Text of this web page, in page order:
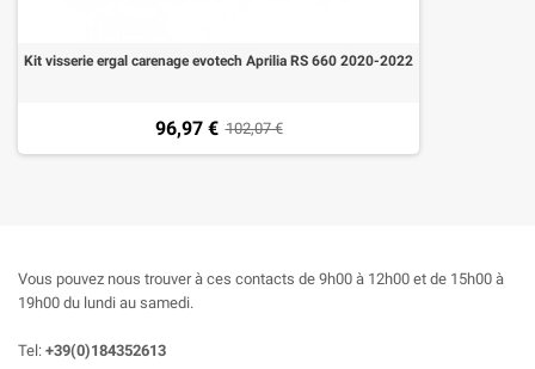
Kit visserie ergal carenage evotech Aprilia RS 660 2020-2022
96,97 € 102,07 €
Vous pouvez nous trouver à ces contacts de 9h00 à 12h00 et de 15h00 à
19h00 du lundi au samedi.
Tel: +39(0)184352613